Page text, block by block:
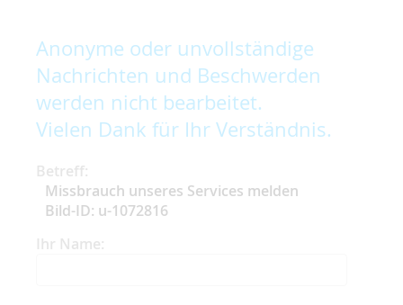
Anonyme oder unvollständige
Nachrichten und Beschwerden
werden nicht bearbeitet.
Vielen Dank für Ihr Verständnis.
Betreff:
Missbrauch unseres Services melden
Bild-ID: u-1072816
Ihr Name: